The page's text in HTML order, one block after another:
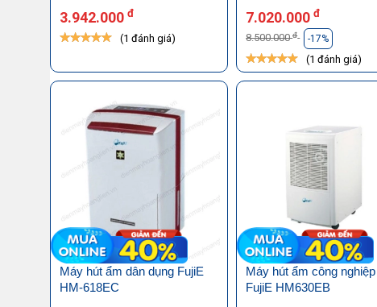
3.942.000 đ
(1 đánh giá)
7.020.000đ
8.500.000đ -17%
(1 đánh giá)
Máy hút ẩm dân dụng FujiE
HM-618EC
Máy hút ẩm công nghiệp
FujiE HM630EB